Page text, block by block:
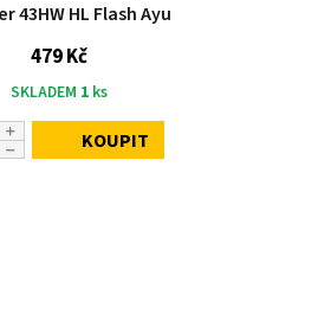
43HW HL Flash Ayu
479 Kč
SKLADEM 1 ks
KOUPIT